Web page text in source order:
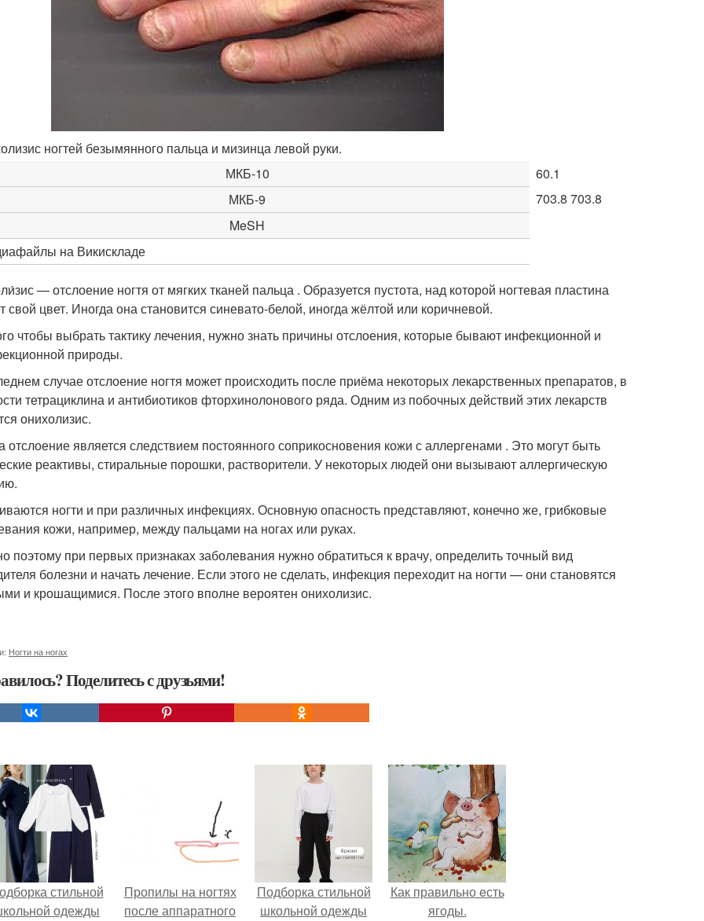
ногтей безымянного пальца и мизинца левой руки.
МКБ-10
60.1
МКБ-9
703.8 703.8
MeSH
на Викискладе
— отслоение ногтя от мягких тканей пальца . Образуется пустота, над которой ногтевая пластина
свой цвет. Иногда она становится синевато-белой, иногда жёлтой или коричневой.
чтобы выбрать тактику лечения, нужно знать причины отслоения, которые бывают инфекционной и
природы.
случае отслоение ногтя может происходить после приёма некоторых лекарственных препаратов, в
тетрациклина и антибиотиков фторхинолонового ряда. Одним из побочных действий этих лекарств
онихолизис.
отслоение является следствием постоянного соприкосновения кожи с аллергенами . Это могут быть
реактивы, стиральные порошки, растворители. У некоторых людей они вызывают аллергическую
ногти и при различных инфекциях. Основную опасность представляют, конечно же, грибковые
кожи, например, между пальцами на ногах или руках.
поэтому при первых признаках заболевания нужно обратиться к врачу, определить точный вид
болезни и начать лечение. Если этого не сделать, инфекция переходит на ногти — они становятся
и крошащимися. После этого вполне вероятен онихолизис.
Ногти на ногах
Поделитесь с друзьями!
стильной
одежды
Пропилы на ногтях
после аппаратного
Подборка стильной
школьной одежды
Как правильно eсть
ягоды.